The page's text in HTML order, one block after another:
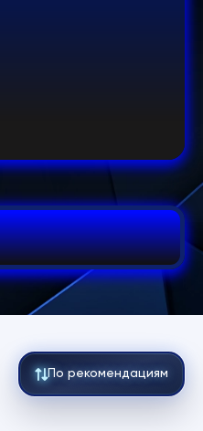
По рекомендациям